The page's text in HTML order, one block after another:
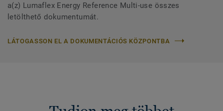
a(z) Lumaflex Energy Reference Multi-use összes
letölthető dokumentumát.
LÁTOGASSON EL A DOKUMENTÁCIÓS KÖZPONTBA